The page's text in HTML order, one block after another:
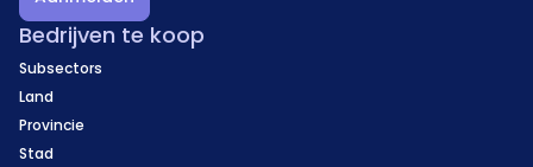
Bedrijven te koop
Subsectors
Land
Provincie
Stad